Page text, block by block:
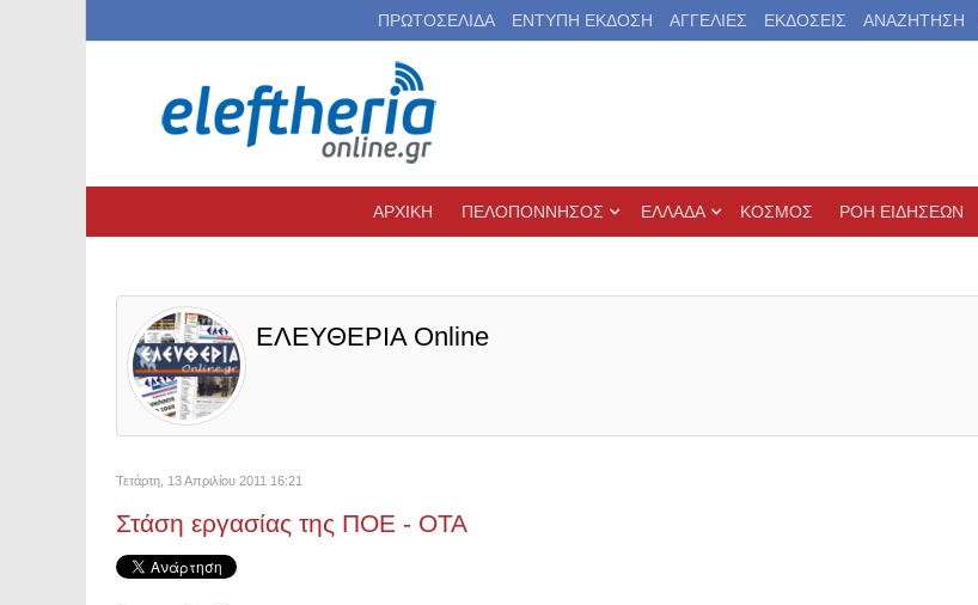
ΠΡΩΤΟΣΕΛΙΔΑ ΕΝΤΥΠΗ ΕΚΔΟΣΗ ΑΓΓΕΛΙΕΣ ΕΚΔΟΣΕΙΣ ΑΝΑΖΗΤΗΣΗ
ΑΡΧΙΚΗ ΠΕΛΟΠΟΝΝΗΣΟΣ ΕΛΛΑΔΑ ΚΟΣΜΟΣ ΡΟΗ ΕΙΔΗΣΕΩΝ
ΕΛΕΥΘΕΡΙΑ Online
Τετάρτη, 13 Απριλίου 2011 16:21
Στάση εργασίας της ΠΟΕ - ΟΤΑ